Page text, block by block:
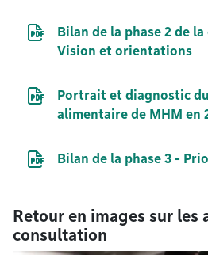
Document PDF
Bilan de la phase 2 de
Vision et orientations
Document PDF
Portrait et diagnostic
alimentaire de MHM en
Document PDF
Bilan de la phase 3 -
Retour en images sur les
consultation